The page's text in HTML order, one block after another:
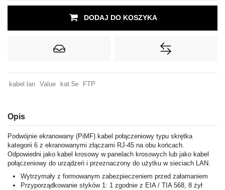
DODAJ DO KOSZYKA
kabel lan Value kat.5e FTP
Opis
Podwójnie ekranowany (PiMF) kabel połączeniowy typu skrętka
kategorii 6 z ekranowanymi złączami RJ-45 na obu końcach.
Odpowiedni jako kabel krosowy w panelach krosowych lub jako kabel
połączeniowy do urządzeń i przeznaczony do użytku w sieciach LAN.
Wytrzymały z formowanym zabezpieczeniem przed załamaniem
Przyporządkowanie styków 1: 1 zgodnie z EIA / TIA 568, 8 żył